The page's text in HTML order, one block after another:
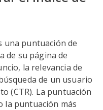
una puntuación de
de su página de
la relevancia de
de un usuario
(CTR). La puntuación
la puntuación más